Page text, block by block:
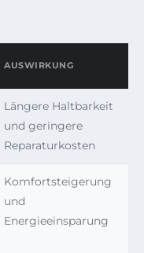
AUSWIRKUNG
Längere Haltbarkeit
und geringere
Reparaturkosten
Komfortsteigerung
und
Energieeinsparung